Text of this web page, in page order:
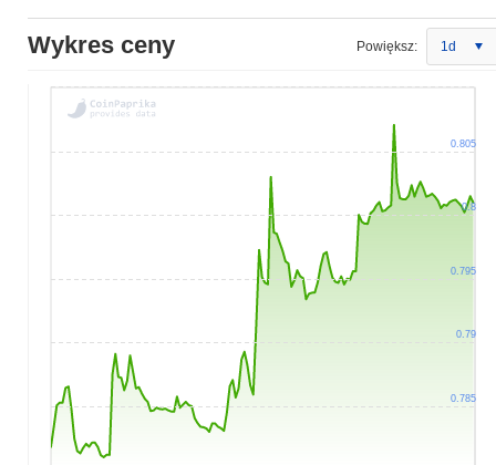
Wykres ceny Powiększ: 1d
0.785
0.79
0.795
0.8
0.805